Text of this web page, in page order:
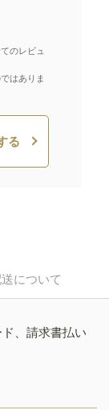
のレビュ
はありま
る
について
、請求書払い